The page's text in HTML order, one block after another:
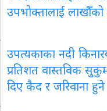
उपभोक्तालाई लाखौँको
उपत्यकाका नदी
प्रतिशत वास्तविक
दिए कैद र जरिवाना हुने